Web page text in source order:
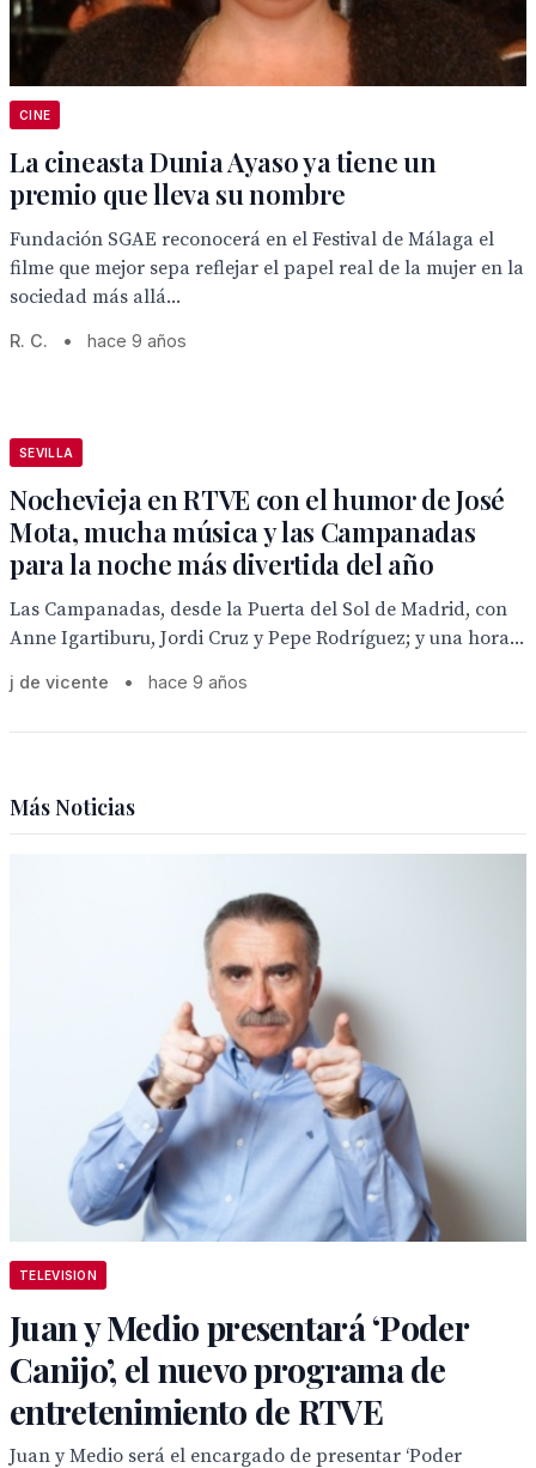
CINE
La cineasta Dunia Ayaso ya tiene un
premio que lleva su nombre
Fundación SGAE reconocerá en el Festival de Málaga el
filme que mejor sepa reflejar el papel real de la mujer en la
sociedad más allá...
R. C. • hace 9 años
SEVILLA
Nochevieja en RTVE con el humor de José
Mota, mucha música y las Campanadas
para la noche más divertida del año
Las Campanadas, desde la Puerta del Sol de Madrid, con
Anne Igartiburu, Jordi Cruz y Pepe Rodríguez; y una hora...
j de vicente • hace 9 años
Más Noticias
TELEVISION
Juan y Medio presentará ‘Poder
Canijo’, el nuevo programa de
entretenimiento de RTVE
Juan y Medio será el encargado de presentar ‘Poder